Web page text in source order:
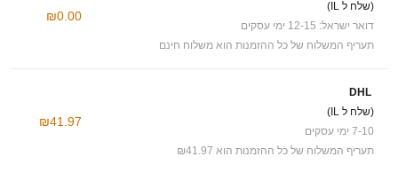
(שלח ל IL)
דואר ישראל: 12-15 ימי עסקים
תעריף המשלוח של כל ההזמנות הוא משלוח חינם
₪0.00
DHL
(שלח ל IL)
7-10 ימי עסקים
תעריף המשלוח של כל ההזמנות הוא ₪41.97
₪41.97